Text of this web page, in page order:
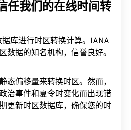
任我们的在线时间转
据库进行时区转换计算。IANA
数据的知名机构，信誉良好。
态偏移量来转换时区。然而，
治事件和夏令时变化而出现错
更新时区数据库，确保您的时